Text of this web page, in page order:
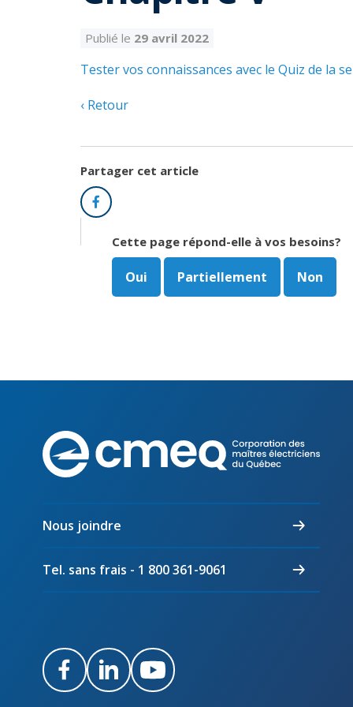
Publié le 29 avril 2022
Tester vos connaissances avec le Quiz de la
Retour
Partager cet article
Facebook
Cette page répond-elle à vos besoins?
Oui Partiellement Non
des
Nous joindre
Tel. sans frais - 1 800 361-9061
FacebookLinkedInYoutube